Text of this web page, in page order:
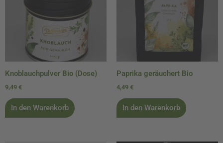
Knoblauchpulver Bio (Dose)
9,49 €
In den Warenkorb
Paprika geräuchert Bio
4,49 €
In den Warenkorb